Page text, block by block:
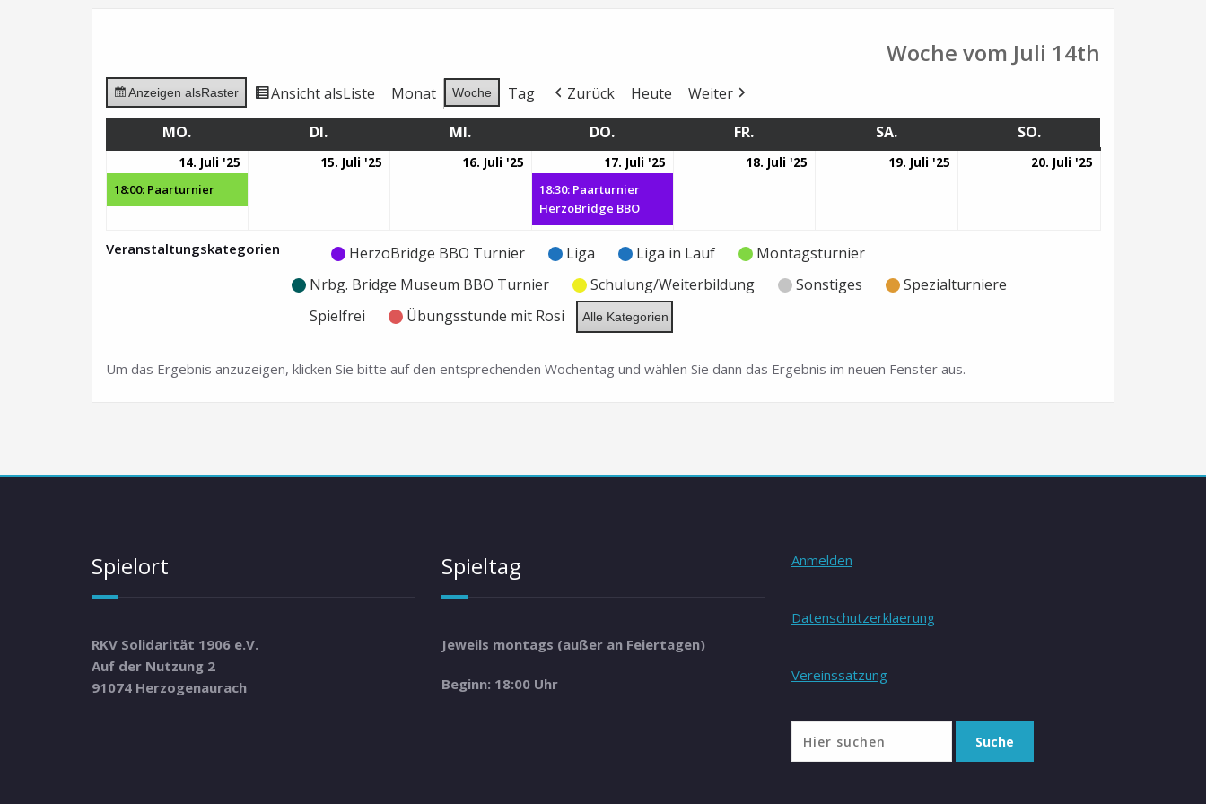
Woche vom Juli 14th
Anzeigen alsRaster Ansicht alsListe Monat Woche Tag Zurück Heute
Weiter
MO.
DI. MI. DO. FR. SA.SAMSTAG SO.SONNTAG
14. Juli '25
2025
18:00: Paarturnier
15. Juli '25 16. Juli '25
Juli
2025
17. Juli '25
18:30: Paarturnier
HerzoBridge BBO
18. Juli '25 19. Juli '25 20. Juli '25
Veranstaltungskategorien
Kategorie
ohne
Titel
Kategorie
ohne
Titel
HerzoBridge BBO Turnier Liga Liga in Lauf
Montagsturnier
Nrbg. Bridge Museum BBO Turnier
Schulung/Weiterbildung Sonstiges
Spezialturniere
Spielfrei
Übungsstunde mit Rosi Alle Kategorien
Um das Ergebnis anzuzeigen, klicken Sie bitte auf den entsprechenden Wochentag und wählen Sie dann das Ergebnis im neuen Fenster aus.
Spielort
RKV Solidarität 1906 e.V.
Auf der Nutzung 2
91074 Herzogenaurach
Spieltag
Jeweils montags (außer an Feiertagen)
Beginn: 18:00 Uhr
Anmelden
Datenschutzerklaerung
Vereinssatzung